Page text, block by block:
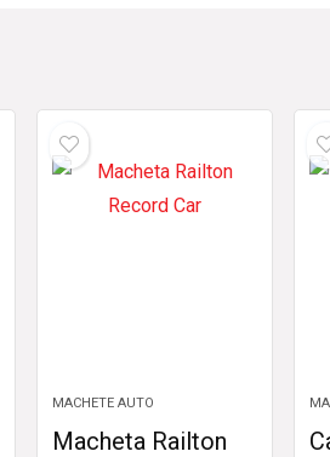
MACHETE AUTO
Macheta Railton